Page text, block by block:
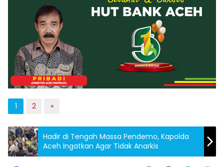
1 2 »
Hadir di Tengah Massa Pendemo, Kapolda
Aceh Ingatkan Agar Tidak Anarkis